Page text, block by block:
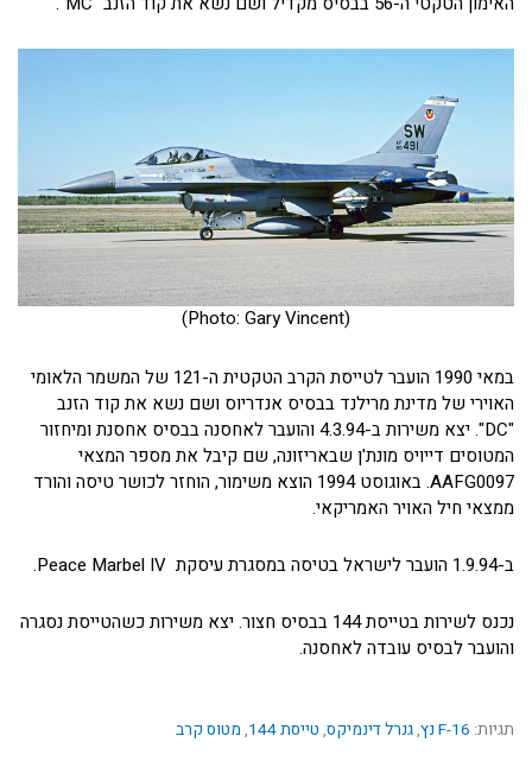
(Photo: Gary Vincent)
במאי 1990 הועבר לטייסת הקרב הטקטית ה-121 של המשמר הלאומי
האוירי של מדינת מרילנד בבסיס אנדריוס ושם נשא את קוד הזנב
"DC". יצא משירות ב-4.3.94 והועבר לאחסנה בבסיס אחסנת ומיחזור
המטוסים דייויס מונת'ן שבאריזונה, שם קיבל את מספר המצאי
AAFG0097. באוגוסט 1994 הוצא משימור, הוחזר לכושר טיסה והורד
ממצאי חיל האויר האמריקאי.
ב-1.9.94 הועבר לישראל בטיסה במסגרת עיסקת Peace Marbel IV.
נכנס לשירות בטייסת 144 בבסיס חצור. יצא משירות כשהטייסת נסגרה
והועבר לבסיס עובדה לאחסנה.
תגיות: F-16 נץ ,גנרל דינמיקס, טייסת 144 , מטוס קרב